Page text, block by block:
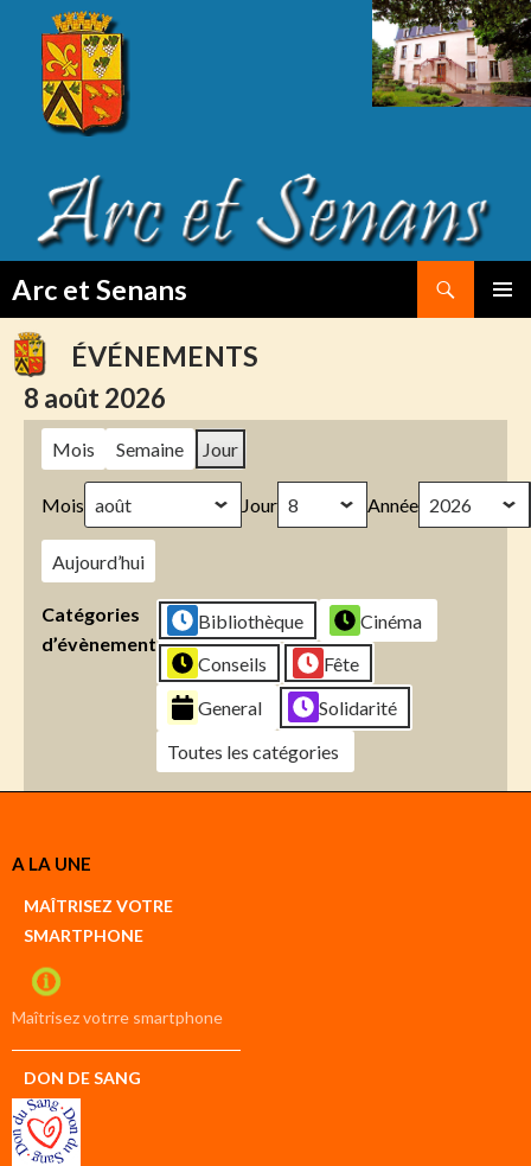
Arc et Senans
TO
CONTENTÉVÉNEMENTS
8 août 2026
Mois Semaine Jour
Mois Jour Année
Aujourd’hui
Catégories
d’évènement
Bibliothèque
Cinéma
Conseils
Fête
General
Solidarité
Toutes les catégories
Créer
compte
compte
A LA UNE
MAÎTRISEZ VOTRE
SMARTPHONE
Maîtrisez votrre smartphone
DON DE SANG